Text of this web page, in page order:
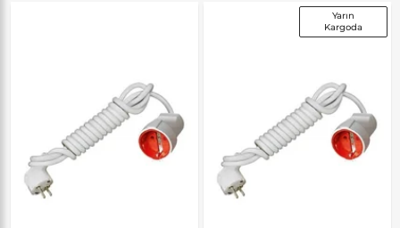
Yarın
Kargoda